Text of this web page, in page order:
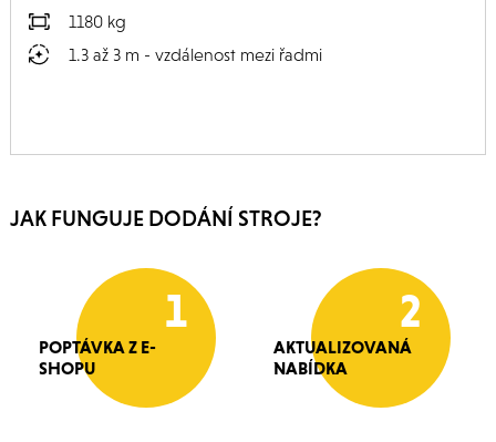
1180 kg
1.3 až 3 m - vzdálenost mezi řadmi
JAK FUNGUJE DODÁNÍ STROJE?
1
POPTÁVKA Z E-
SHOPU
2
AKTUALIZOVANÁ
NABÍDKA